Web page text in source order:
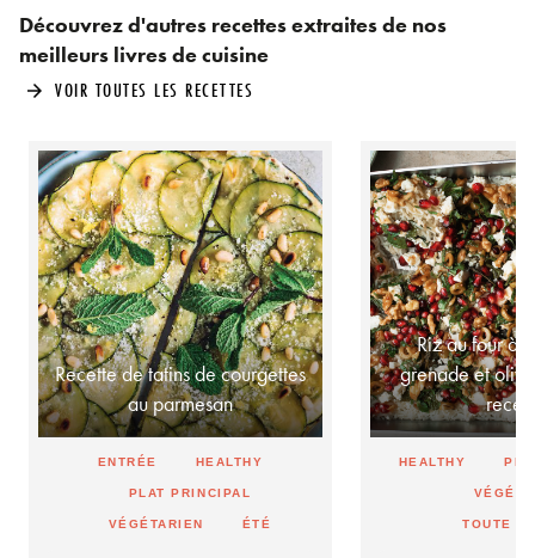
Découvrez d'autres recettes extraites de nos
meilleurs livres de cuisine
arrow_forward VOIR TOUTES LES RECETTES
Recette de tatins de courgettes
au parmesan
ENTRÉE HEALTHY
PLAT PRINCIPAL
VÉGÉTARIEN ÉTÉ
Riz au four à
grenade et
HEALTHY
TOUTE